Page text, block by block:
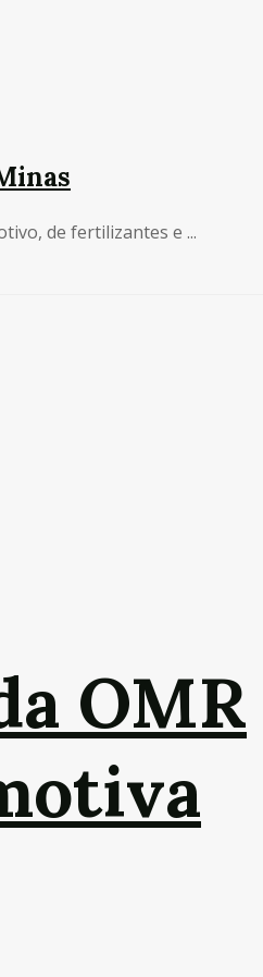
de fertilizantes e ...
OMR